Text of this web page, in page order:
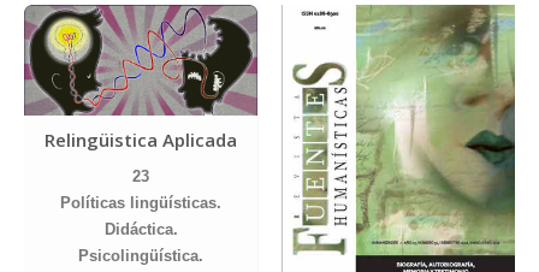
Relingüistica Aplicada
23
Políticas lingüísticas.
Didáctica.
Psicolingüística.